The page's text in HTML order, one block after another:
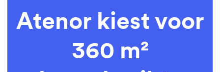
Atenor kiest voor
360 m²